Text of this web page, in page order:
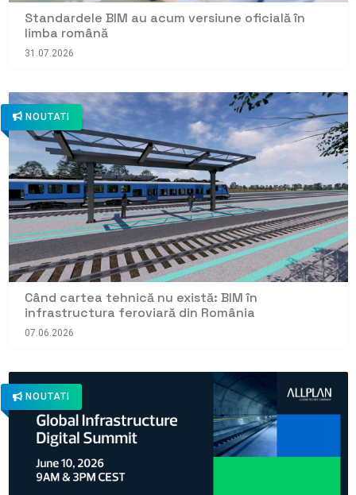
Standardele BIM au acum versiune oficială în
limba română
31.07.2026
NOUTATI
Când cartea tehnică nu există: BIM în
infrastructura feroviară din România
07.06.2026
NOUTATI